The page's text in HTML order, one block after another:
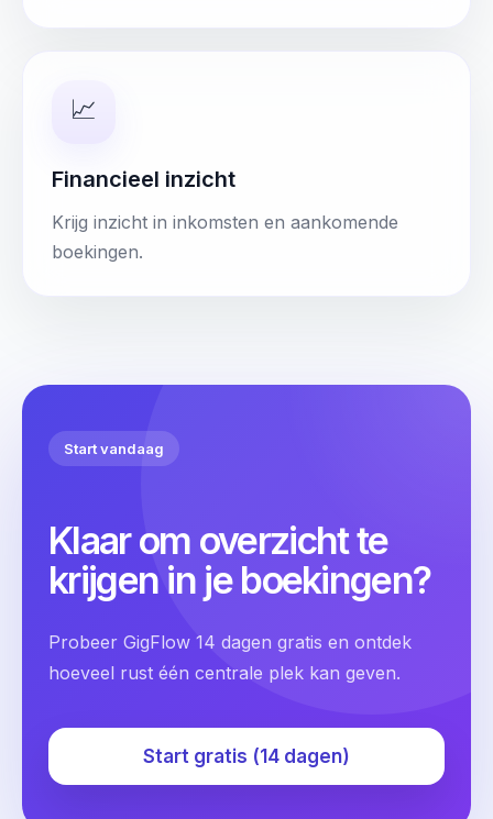
📈
Financieel inzicht
Krijg inzicht in inkomsten en aankomende
boekingen.
Start vandaag
Klaar om overzicht te
krijgen in je boekingen?
Probeer GigFlow 14 dagen gratis en ontdek
hoeveel rust één centrale plek kan geven.
Start gratis (14 dagen)